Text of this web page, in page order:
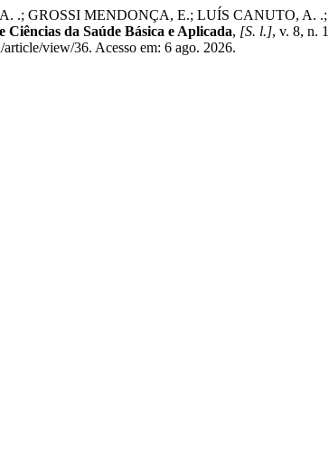
GROSSI MENDONÇA, E.; LUÍS CANUTO, A. .;
Ciências da Saúde Básica e Aplicada, [S. l.], v. 8, n.
view/36. Acesso em: 6 ago. 2026.